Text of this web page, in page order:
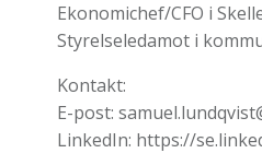
Ekonomichef/CFO i
Styrelseledamot i
Kontakt:
E-post:
LinkedIn: https://